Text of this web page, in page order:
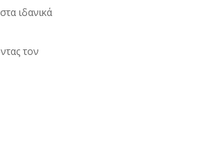
ιδανικά
τον